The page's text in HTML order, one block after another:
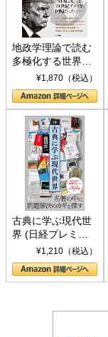
地政学理論で読む
多極化する世界：
トランプとBRICS
の挑戦
¥1,870（税込）
古典に学ぶ現代世
界 (日経プレミア
シリーズ)¥1,210（税込）